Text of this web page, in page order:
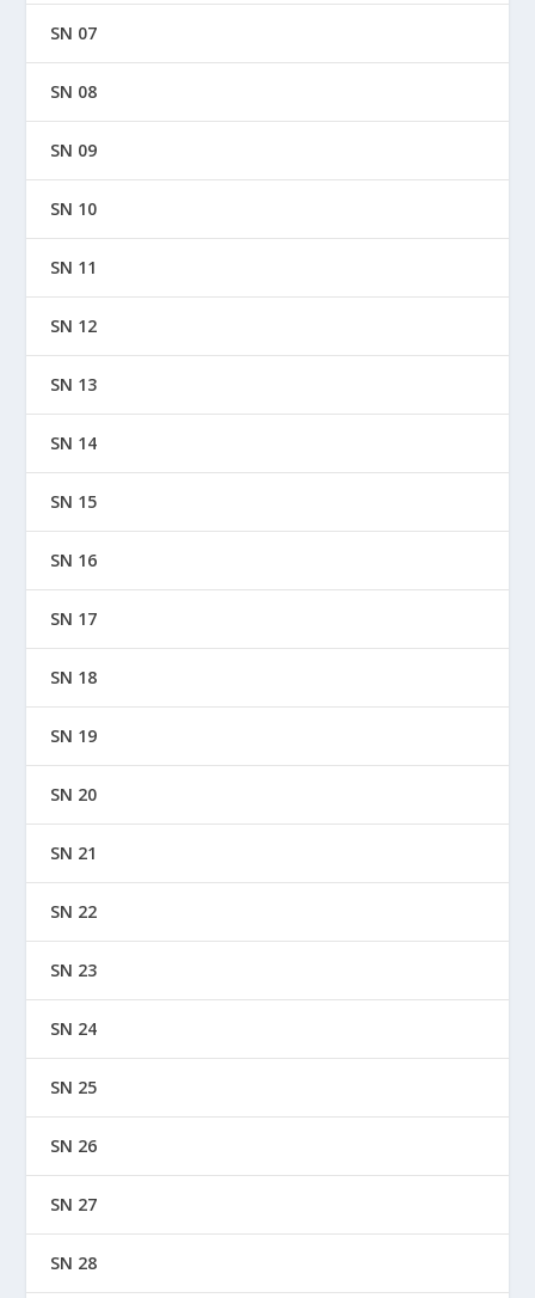
SN 07
SN 08
SN 09
SN 10
SN 11
SN 12
SN 13
SN 14
SN 15
SN 16
SN 17
SN 18
SN 19
SN 20
SN 21
SN 22
SN 23
SN 24
SN 25
SN 26
SN 27
SN 28